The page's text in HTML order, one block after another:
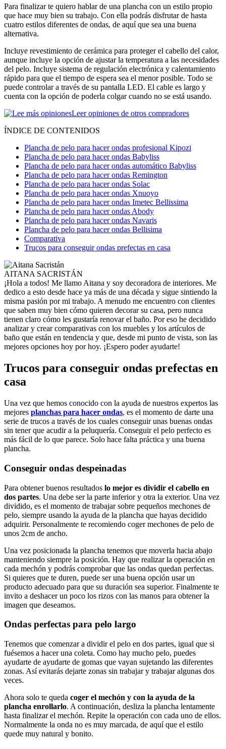
Para finalizar te quiero hablar de una plancha con un estilo propio
que hace muy bien su trabajo. Con ella podrás disfrutar de hasta
cuatro estilos diferentes de ondas, de aquí que sea una buena
alternativa.
Incluye revestimiento de cerámica para proteger el cabello del calor,
aunque incluye la opción de ajustar la temperatura a las necesidades
del pelo. Incluye sistema de regulación electrónica y calentamiento
rápido para que el tiempo de espera sea el menor posible. Todo se
puede controlar a través de su pantalla LED. El cable es largo y
cuenta con la opción de poderla colgar cuando no se está usando.
Leer opiniones de otros compradores
ÍNDICE DE CONTENIDOS
Plancha de pelo para hacer ondas profesional Kipozi
Plancha de pelo para hacer ondas Babyliss
Plancha de pelo para hacer ondas automático Babyliss
Plancha de pelo para hacer ondas Remington
Plancha de pelo para hacer ondas Solac
Plancha de pelo para hacer ondas Xnuoyo
Plancha de pelo para hacer ondas Imetec Bellissima
Plancha de pelo para hacer ondas Abody
Plancha de pelo para hacer ondas Navaris
Plancha de pelo para hacer ondas Bellisima
Comparativa
Trucos para conseguir ondas prefectas en casa
AITANA SACRISTÁN
¡Hola a todos! Me llamo Aitana y soy decoradora de interiores. Me
dedico a esto desde hace ya más de una década y sigue sintiendo la
misma pasión por mi trabajo. A menudo me encuentro con clientes
que saben muy bien cómo quieren decorar su casa, pero nunca
tienen claro cómo les gustaría renovar el baño. Por eso he decidido
analizar y crear comparativas con los muebles y los artículos de
baño que están en tendencia y que, desde mi punto de vista, son las
mejores opciones hoy por hoy. ¡Espero poder ayudarte!
Trucos para conseguir ondas prefectas en
casa
Una vez que hemos conocido con la ayuda de nuestros expertos las
mejores planchas para hacer ondas, es el momento de darte una
serie de trucos a través de los cuales conseguir unas buenas ondas
sin tener que acudir a la peluquería. Conseguir el pelo perfecto es
más fácil de lo que parece. Solo hace falta práctica y una buena
plancha.
Conseguir ondas despeinadas
Para obtener buenos resultados lo mejor es dividir el cabello en
dos partes. Una debe ser la parte inferior y otra la exterior. Una vez
dividido, es el momento de trabajar sobre pequeños mechones de
pelo, siempre usando la ayuda de la plancha que hayas decidido
adquirir. Personalmente te recomiendo coger mechones de pelo de
unos 2cm de ancho.
Una vez posicionada la plancha tenemos que moverla hacia abajo
manteniendo siempre la posición. Hay que realizar la operación en
cada mechón y podrás comprobar que las ondas quedan perfectas.
Si quieres que te duren, puede ser una buena opción usar un
producto adecuado para que su duración sea superior. Finalmente te
invito a deshacer un poco los rizos con las manos para obtener la
imagen que deseamos.
Ondas perfectas para pelo largo
Tenemos que comenzar a dividir el pelo en dos partes, igual que si
fuésemos a hacer una coleta. Como hay mucho pelo, puedes
ayudarte de ayudarte de gomas que vayan sujetando las diferentes
zonas. Así evitarás dejarte zonas sin trabajar y trabajar algunas dos
veces.
Ahora solo te queda coger el mechón y con la ayuda de la
plancha enrollarlo. A continuación, desliza la plancha lentamente
hasta finalizar el mechón. Repite la operación con cada uno de ellos.
Normalmente la onda no es muy marcada, de aquí que el estilo
quede muy natural y bonito.